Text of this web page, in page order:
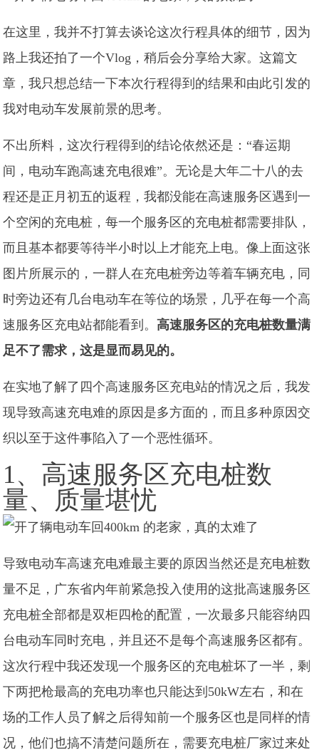
在这里，我并不打算去谈论这次行程具体的细节，因为
路上我还拍了一个Vlog，稍后会分享给大家。这篇文
章，我只想总结一下本次行程得到的结果和由此引发的
我对电动车发展前景的思考。
不出所料，这次行程得到的结论依然还是：“春运期
间，电动车跑高速充电很难”。无论是大年二十八的去
程还是正月初五的返程，我都没能在高速服务区遇到一
个空闲的充电桩，每一个服务区的充电桩都需要排队，
而且基本都要等待半小时以上才能充上电。像上面这张
图片所展示的，一群人在充电桩旁边等着车辆充电，同
时旁边还有几台电动车在等位的场景，几乎在每一个高
速服务区充电站都能看到。高速服务区的充电桩数量满
足不了需求，这是显而易见的。
在实地了解了四个高速服务区充电站的情况之后，我发
现导致高速充电难的原因是多方面的，而且多种原因交
织以至于这件事陷入了一个恶性循环。
1、高速服务区充电桩数
量、质量堪忧
导致电动车高速充电难最主要的原因当然还是充电桩数
量不足，广东省内年前紧急投入使用的这批高速服务区
充电桩全部都是双柜四枪的配置，一次最多只能容纳四
台电动车同时充电，并且还不是每个高速服务区都有。
这次行程中我还发现一个服务区的充电桩坏了一半，剩
下两把枪最高的充电功率也只能达到50kW左右，和在
场的工作人员了解之后得知前一个服务区也是同样的情
况，他们也搞不清楚问题所在，需要充电桩厂家过来处